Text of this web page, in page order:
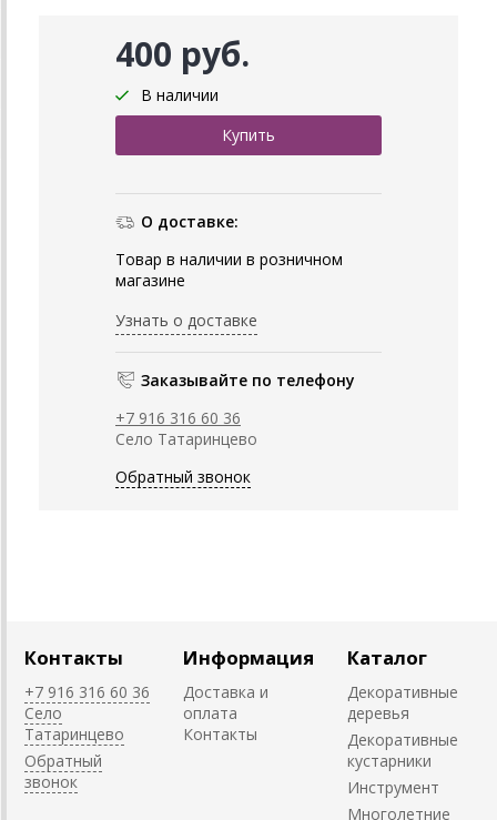
400 руб.
В наличии
О доставке:
Товар в наличии в розничном
магазине
Узнать о доставке
Заказывайте по телефону
+7 916 316 60 36
Село Татаринцево
Обратный звонок
Контакты
+7 916 316 60 36
Село
Татаринцево
Обратный
звонок
Информация
Доставка и
оплата
Контакты
Каталог
Декоративные
деревья
Декоративные
кустарники
Инструмент
Многолетние